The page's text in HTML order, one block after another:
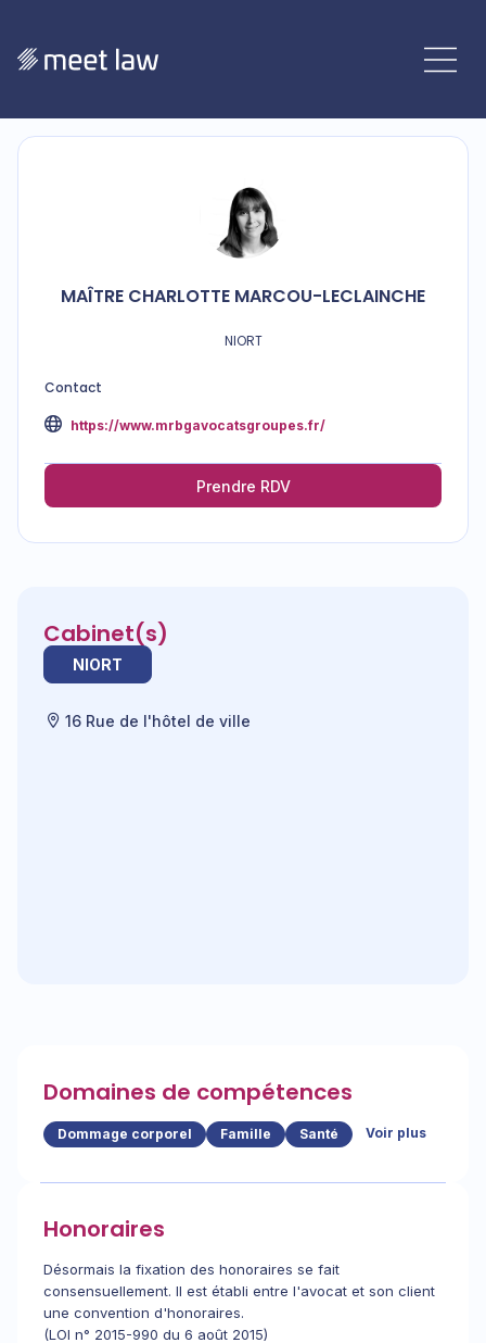
MAÎTRE CHARLOTTE MARCOU-LECLAINCHE
NIORT
Contact
https://www.mrbgavocatsgroupes.fr/
Prendre RDV
Cabinet(s)
NIORT
16 Rue de l'hôtel de ville
Domaines de compétences
Dommage corporel Famille Santé Voir plus
Honoraires
Désormais la fixation des honoraires se fait
consensuellement. Il est établi entre l'avocat et son client
une convention d'honoraires.
(LOI n° 2015-990 du 6 août 2015)